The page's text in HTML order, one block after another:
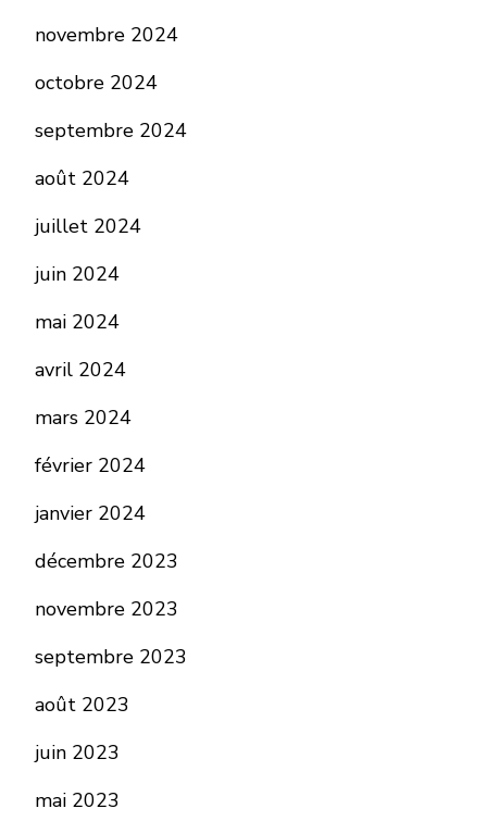
novembre 2024
octobre 2024
septembre 2024
août 2024
juillet 2024
juin 2024
mai 2024
avril 2024
mars 2024
février 2024
janvier 2024
décembre 2023
novembre 2023
septembre 2023
août 2023
juin 2023
mai 2023